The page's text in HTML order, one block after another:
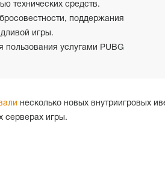
технических средств.
поддержания
игры.
услугами PUBG
несколько новых внутриигровых
серверах игры.